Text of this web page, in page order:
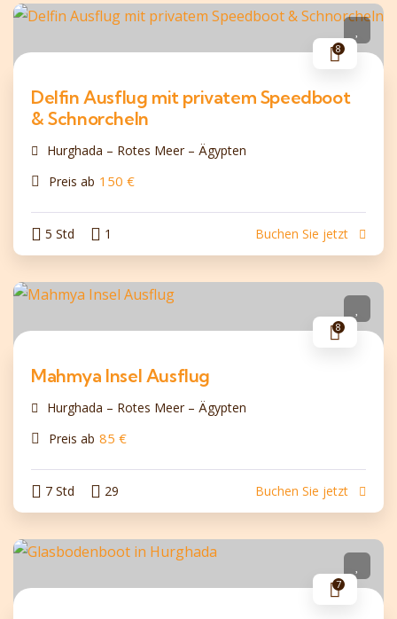
8
Delfin Ausflug mit privatem Speedboot
& Schnorcheln
Hurghada – Rotes Meer – Ägypten
Preis ab 150 €
5 Std 1 Buchen Sie jetzt
8
Mahmya Insel Ausflug
Hurghada – Rotes Meer – Ägypten
Preis ab 85 €
7 Std 29 Buchen Sie jetzt
7